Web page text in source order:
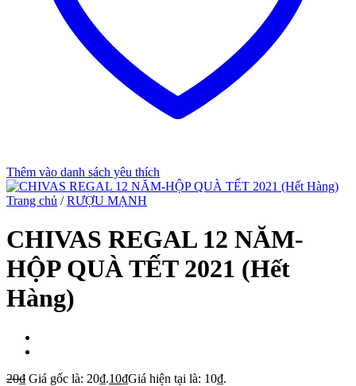
Thêm vào danh sách yêu thích
Trang chủ / RƯỢU MẠNH
CHIVAS REGAL 12 NĂM-
HỘP QUÀ TẾT 2021 (Hết
Hàng)
20₫ Giá gốc là: 20₫.10₫Giá hiện tại là: 10₫.